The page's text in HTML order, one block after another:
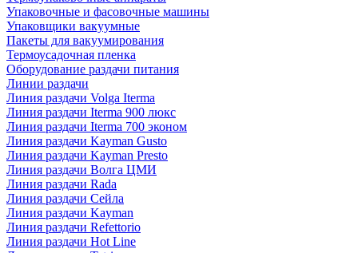
Упаковочные и фасовочные машины
Упаковщики вакуумные
Пакеты для вакуумирования
Термоусадочная пленка
Оборудование раздачи питания
Линии раздачи
Линия раздачи Volga Iterma
Линия раздачи Iterma 900 люкс
Линия раздачи Iterma 700 эконом
Линия раздачи Kayman Gusto
Линия раздачи Kayman Presto
Линия раздачи Волга ЦМИ
Линия раздачи Rada
Линия раздачи Сейла
Линия раздачи Kayman
Линия раздачи Refettorio
Линия раздачи Hot Line